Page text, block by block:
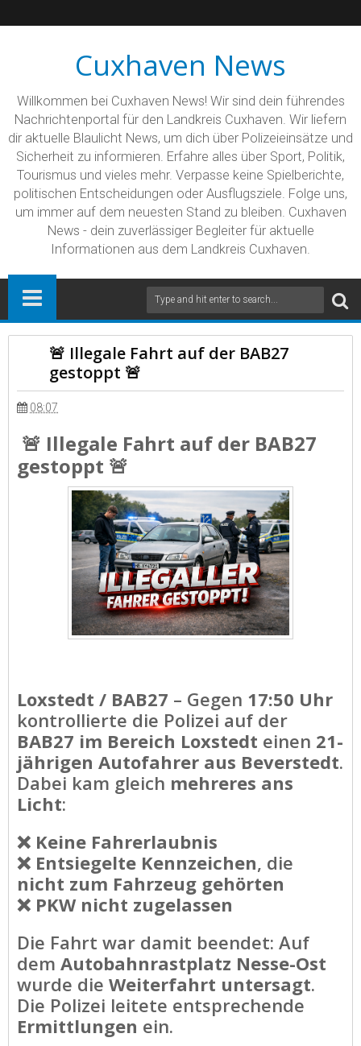
Cuxhaven News
Willkommen bei Cuxhaven News! Wir sind dein führendes
Nachrichtenportal für den Landkreis Cuxhaven. Wir liefern
dir aktuelle Blaulicht News, um dich über Polizeieinsätze und
Sicherheit zu informieren. Erfahre alles über Sport, Politik,
Tourismus und vieles mehr. Verpasse keine Spielberichte,
politischen Entscheidungen oder Ausflugsziele. Folge uns,
um immer auf dem neuesten Stand zu bleiben. Cuxhaven
News - dein zuverlässiger Begleiter für aktuelle
Informationen aus dem Landkreis Cuxhaven.
🚨 Illegale Fahrt auf der BAB27
gestoppt 🚨
08:07
🚨 Illegale Fahrt auf der BAB27
gestoppt 🚨
Loxstedt / BAB27 – Gegen 17:50 Uhr
kontrollierte die Polizei auf der
BAB27 im Bereich Loxstedt einen 21-
jährigen Autofahrer aus Beverstedt.
Dabei kam gleich mehreres ans
Licht:
❌ Keine Fahrerlaubnis
❌ Entsiegelte Kennzeichen, die
nicht zum Fahrzeug gehörten
❌ PKW nicht zugelassen
Die Fahrt war damit beendet: Auf
dem Autobahnrastplatz Nesse-Ost
wurde die Weiterfahrt untersagt.
Die Polizei leitete entsprechende
Ermittlungen ein.